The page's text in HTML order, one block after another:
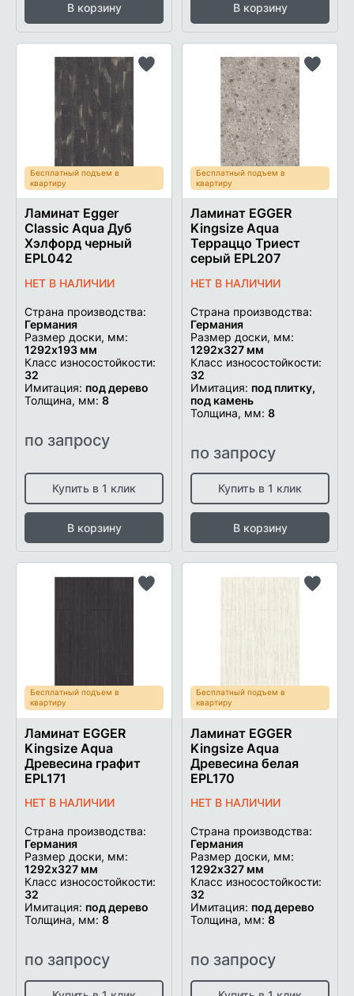
В корзину В корзину
Бесплатный подъем в
квартиру
Ламинат Egger
Classic Aqua Дуб
Хэлфорд черный
EPL042
НЕТ В НАЛИЧИИ
Страна производства:
Германия
Размер доски, мм:
1292х193 мм
Класс износостойкости:
32
Имитация: под дерево
Толщина, мм:8
по запросу
Купить в 1 клик
В корзину
Бесплатный подъем в
квартиру
Ламинат EGGER
Kingsize Aqua
Терраццо Триест
серый EPL207
НЕТ В НАЛИЧИИ
Страна производства:
Германия
Размер доски, мм:
1292х327 мм
Класс износостойкости:
32
Имитация: под плитку,
под камень
Толщина, мм:8
по запросу
Купить в 1 клик
В корзину
Бесплатный подъем в
квартиру
Ламинат EGGER
Kingsize Aqua
Древесина графит
EPL171
НЕТ В НАЛИЧИИ
Страна производства:
Германия
Размер доски, мм:
1292х327 мм
Класс износостойкости:
32
Имитация: под дерево
Толщина, мм:8
по запросу
Бесплатный подъем в
квартиру
Ламинат EGGER
Kingsize Aqua
Древесина белая
EPL170
НЕТ В НАЛИЧИИ
Страна производства:
Германия
Размер доски, мм:
1292х327 мм
Класс износостойкости:
32
Имитация: под дерево
Толщина, мм:8
по запросу